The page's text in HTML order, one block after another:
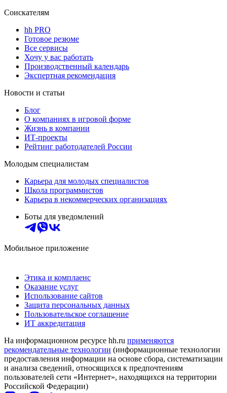
Соискателям
hh PRO
Готовое резюме
Все сервисы
Хочу у вас работать
Производственный календарь
Экспертная рекомендация
Новости и статьи
Блог
О компаниях в игровой форме
Жизнь в компании
ИТ-проекты
Рейтинг работодателей России
Молодым специалистам
Карьера для молодых специалистов
Школа программистов
Карьера в некоммерческих организациях
Боты для уведомлений
Мобильное приложение
Этика и комплаенс
Оказание услуг
Использование сайтов
Защита персональных данных
Пользовательское соглашение
ИТ аккредитация
На информационном ресурсе hh.ru применяются
рекомендательные технологии (информационные технологии
предоставления информации на основе сбора, систематизации
и анализа сведений, относящихся к предпочтениям
пользователей сети «Интернет», находящихся на территории
Российской Федерации)